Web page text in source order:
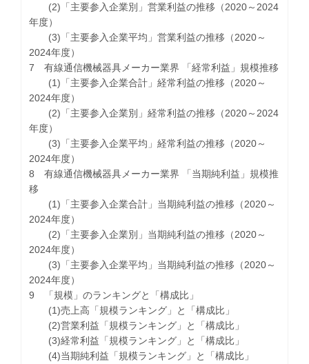
(2)「主要参入企業別」営業利益の推移（2020～2024
年度）
(3)「主要参入企業平均」営業利益の推移（2020～
2024年度）
7 有線通信機械器具メーカー業界 「経常利益」規模推移
(1)「主要参入企業合計」経常利益の推移（2020～
2024年度）
(2)「主要参入企業別」経常利益の推移（2020～2024
年度）
(3)「主要参入企業平均」経常利益の推移（2020～
2024年度）
8 有線通信機械器具メーカー業界 「当期純利益」規模推
移
(1)「主要参入企業合計」当期純利益の推移（2020～
2024年度）
(2)「主要参入企業別」当期純利益の推移（2020～
2024年度）
(3)「主要参入企業平均」当期純利益の推移（2020～
2024年度）
9 「規模」のランキングと「構成比」
(1)売上高「規模ランキング」と「構成比」
(2)営業利益「規模ランキング」と「構成比」
(3)経常利益「規模ランキング」と「構成比」
(4)当期純利益「規模ランキング」と「構成比」